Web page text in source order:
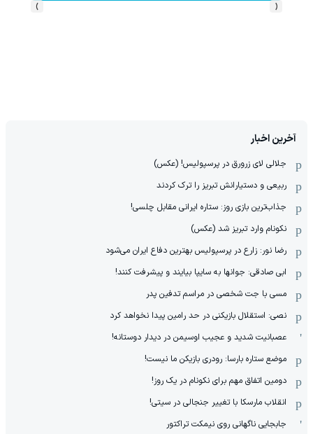
‹
›
آخرین اخبار
جلالی لای زرورق در پرسپولیس! (عکس)
ربیعی و دستیارانش تبریز را ترک کردند
جذاب‌ترین بازی روز: ستاره ایرانی مقابل چلسی!
نکونام وارد تبریز شد (عکس)
رضا نور: زارع در پرسپولیس بهترین دفاع ایران می‌شود
ابی صادقی: جوانها به سایپا بیایند و پیشرفت کنند!
مسی با جت شخصی در مراسم تدفین پدر
نصی: استقلال بازیکنی در حد رامین پیدا نخواهد کرد
عصبانیت شدید و عجیب اوسیمن در دیدار دوستانه!
موضع ستاره بارسا: رودری بازیکن ما نیست!
دومین اتفاق مهم برای نکونام در یک روز!
انقلاب مارسکا با تغییر جنجالی در سیتی!
جابجایی ناگهانی روی نیمکت تراکتور